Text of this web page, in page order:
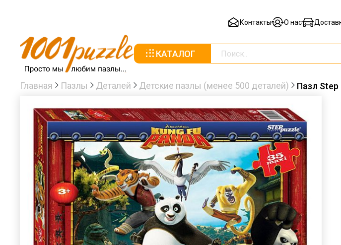
Контакты О нас
КАТАЛОГ
Главная Пазлы Деталей Детские пазлы (менее 500 деталей) Пазл Step